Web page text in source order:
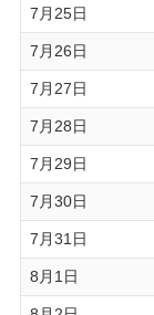
7月25日
7月26日
7月27日
7月28日
7月29日
7月30日
7月31日
8月1日